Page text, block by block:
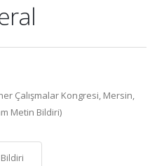
Çalışmalar Kongresi, Mersin,
Metin Bildiri)